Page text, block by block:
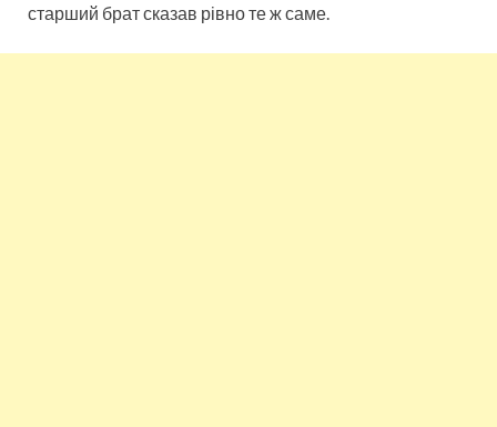
старший брат сказав рівно те ж саме.